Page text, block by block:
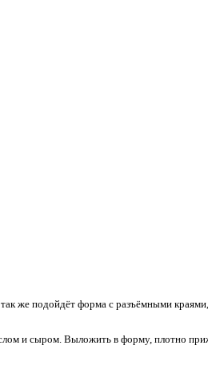
же подойдёт форма с разъёмными
и сыром. Выложить в форму, плотно